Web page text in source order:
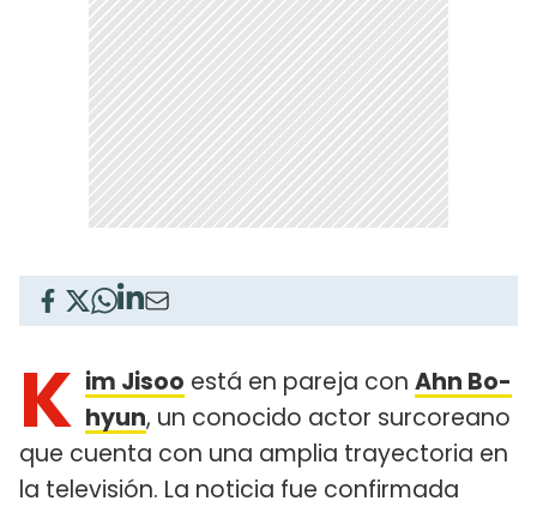
K im Jisoo está en pareja con Ahn Bo-
hyun, un conocido actor surcoreano
que cuenta con una amplia trayectoria en
la televisión. La noticia fue confirmada